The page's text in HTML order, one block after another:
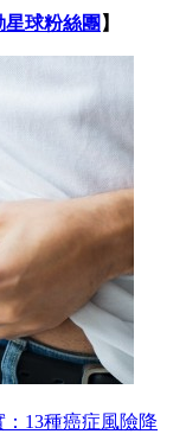
星球粉絲團 】
13種癌症風險降